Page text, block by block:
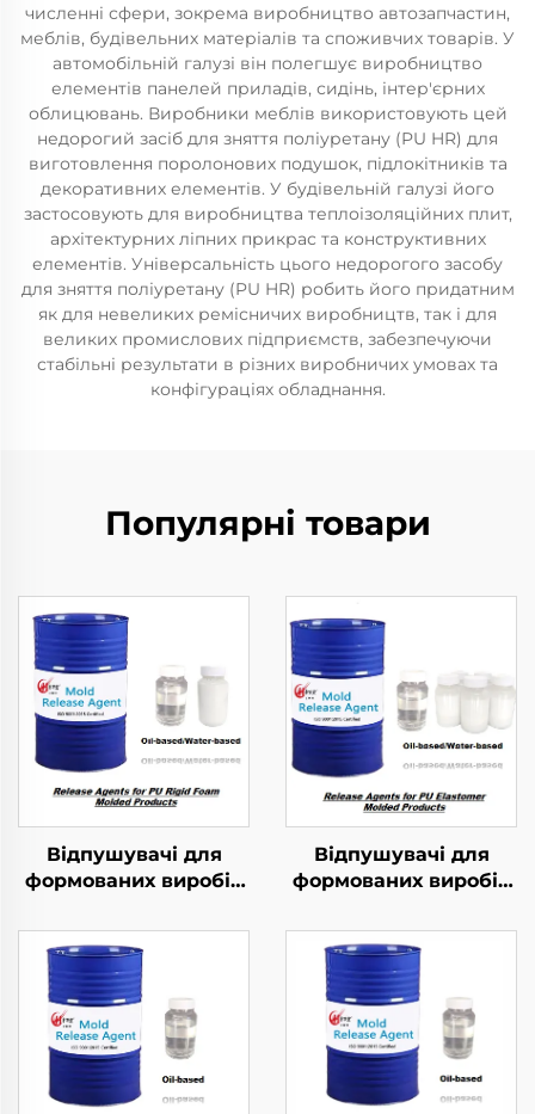
численні сфери, зокрема виробництво автозапчастин,
меблів, будівельних матеріалів та споживчих товарів. У
автомобільній галузі він полегшує виробництво
елементів панелей приладів, сидінь, інтер'єрних
облицювань. Виробники меблів використовують цей
недорогий засіб для зняття поліуретану (PU HR) для
виготовлення поролонових подушок, підлокітників та
декоративних елементів. У будівельній галузі його
застосовують для виробництва теплоізоляційних плит,
архітектурних ліпних прикрас та конструктивних
елементів. Універсальність цього недорогого засобу
для зняття поліуретану (PU HR) робить його придатним
як для невеликих ремісничих виробництв, так і для
великих промислових підприємств, забезпечуючи
стабільні результати в різних виробничих умовах та
конфігураціях обладнання.
Популярні товари
Відпушувачі для
формованих виробів
пенополіуретану
Відпушувачі для
формованих виробів